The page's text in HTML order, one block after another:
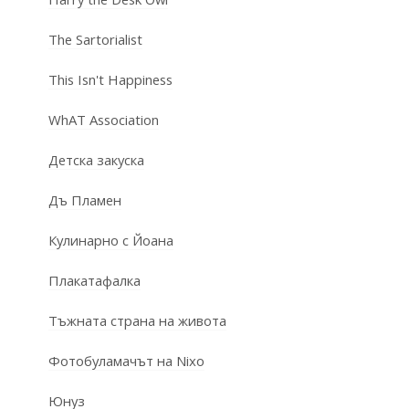
The Sartorialist
This Isn't Happiness
WhAT Association
Детска закуска
Дъ Пламен
Кулинарно с Йоана
Плакатафалка
Тъжната страна на живота
Фотобуламачът на Nixo
Юнуз